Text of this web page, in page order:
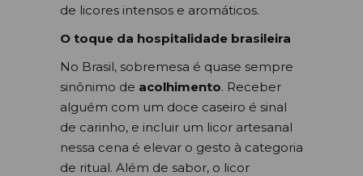
de licores intensos e aromáticos.
O toque da hospitalidade brasileira
No Brasil, sobremesa é quase sempre
sinônimo de acolhimento. Receber
alguém com um doce caseiro é sinal
de carinho, e incluir um licor artesanal
nessa cena é elevar o gesto à categoria
de ritual. Além de sabor, o licor